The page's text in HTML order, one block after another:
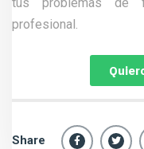
profesional.
Share